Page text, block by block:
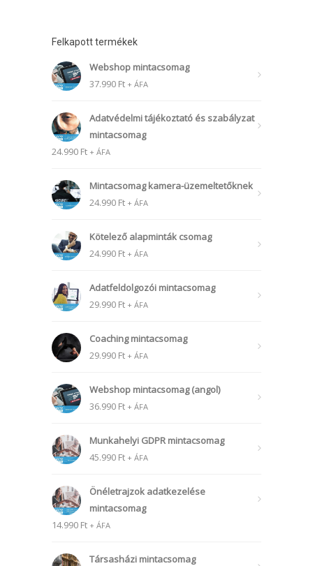
Felkapott termékek
Webshop mintacsomag
37.990 Ft + ÁFA
Adatvédelmi tájékoztató és szabályzat
mintacsomag
24.990 Ft + ÁFA
Mintacsomag kamera-üzemeltetőknek
24.990 Ft + ÁFA
Kötelező alapminták csomag
24.990 Ft + ÁFA
Adatfeldolgozói mintacsomag
29.990 Ft + ÁFA
Coaching mintacsomag
29.990 Ft + ÁFA
Webshop mintacsomag (angol)
36.990 Ft + ÁFA
Munkahelyi GDPR mintacsomag
45.990 Ft + ÁFA
Önéletrajzok adatkezelése
mintacsomag
14.990 Ft + ÁFA
Társasházi mintacsomag